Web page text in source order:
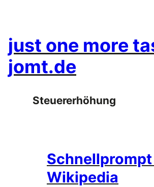
just one more
jomt.de
Steuererhöhung
Wikipedia